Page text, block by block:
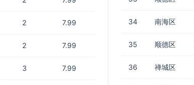
2 7.99
2 7.99
3 7.99
34 南海区
35 顺德区
36 禅城区